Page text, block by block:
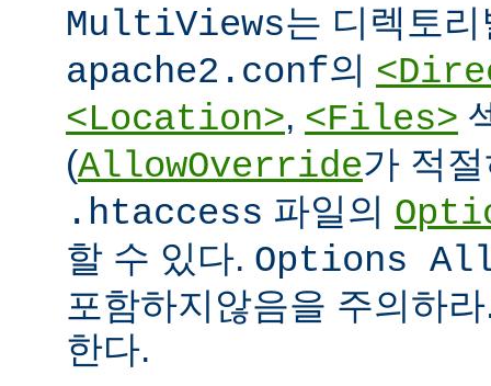
MultiViews는 디렉토
apache2.conf의
<Location>, <Files>
(AllowOverride가 적
.htaccess 파일의
할 수 있다. Options
포함하지않음을 주의하
한다.